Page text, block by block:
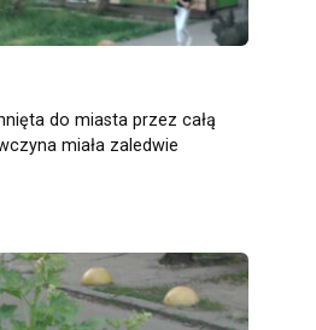
do miasta przez całą
miała zaledwie